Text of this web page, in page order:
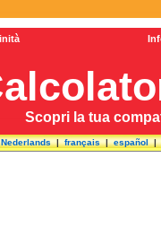
Scopri la tua
Nederlands|français|español|